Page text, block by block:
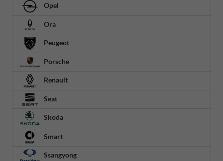
Opel
Ora
Peugeot
Porsche
Renault
Seat
Skoda
Smart
Ssangyong